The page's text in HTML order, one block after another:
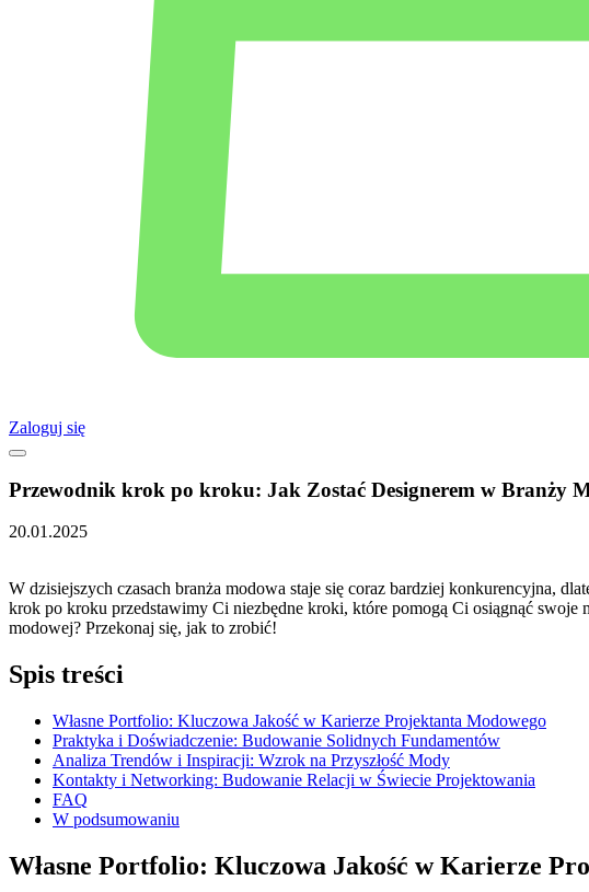
Zaloguj się
Przewodnik krok po kroku: Jak Zostać Designerem w Branży
20.01.2025
W dzisiejszych czasach branża modowa‌ staje⁣ się ⁣coraz⁢ bardziej⁣ konkurencyjna,
krok po kroku ⁣przedstawimy‍ Ci niezbędne ‌kroki, które pomogą Ci osiągnąć
modowej? ⁣Przekonaj się, jak to‌ zrobić!
Spis treści
Własne⁢ Portfolio: Kluczowa Jakość w Karierze Projektanta Modowego
Praktyka i ‌Doświadczenie: ⁢Budowanie ⁢Solidnych Fundamentów
Analiza⁤ Trendów i Inspiracji: Wzrok na Przyszłość​ Mody
Kontakty i Networking: Budowanie ​Relacji w​ Świecie‌ Projektowania
FAQ
W⁣ podsumowaniu
Własne Portfolio: Kluczowa⁣ Jakość w ⁢Karierze